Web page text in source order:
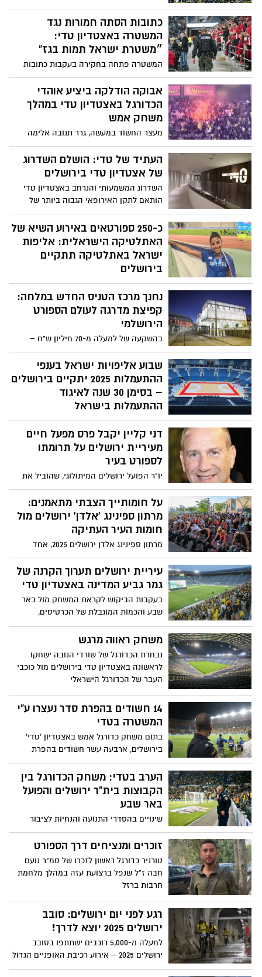
ומלא מצבים. ירדן כהן וקאלו הובילו את
הצהובים־שחורים להצגה התקפית, כשנתניה
אמנם ניסתה לחזור פעמיים- אך בית״ר הייתה
אלף אוהדים
כתובות הסתה חמורות נגד
המשטרה באצטדיון טדי:
״משטרת ישראל תמות בגז”
המשטרה פתחה בחקירה בעקבות כתובות
נאצה והסתה חמורות נגד שוטרים, שאותרו
בשירותים באצטדיון טדי במהלך משחק
הפועל ת”א. במשטרה מתחייבים: “נאתר את
המעורבים ונמצה עימם את הדין”
אבוקה הודלקה ביציע אוהדי
הכדורגל באצטדיון טדי במהלך
משחק אמש
מעצר החשוד במעשה, גרר תגובה אלימה
והתפרעות מצד קומץ אוהדי הקבוצה
המקומית, תוך שתקפו שוטרים והשליכו
חפצים וכיסאות לעברם וגרמו לפציעתם של
העתיד של טדי: הושלם השדרוג
של אצטדיון טדי בירושלים
השדרוג המשמעותי והנרחב באצטדיון טדי
הותאם לתקן האירופאי הגבוה ביותר של
אופ"א, המאפשר אירוח משחקי ליגת
האלופות, האירופאית והקונפרנס ליג
ומשחקים בינלאומיים של נבחרות
כ-250 ספורטאים באירוע השיא של
האתלטיקה הישראלית: אליפות
ישראל באתלטיקה תתקיים
בירושלים
רביעי-חמישי, 30–31 ביולי, החל מהשעה 17:30
– הכניסה חופשית!
נחנך מרכז הטניס החדש במלחה:
קפיצת מדרגה לעולם הספורט
הירושלמי
בהשקעה של למעלה מ-70 מיליון ש"ח –
הושק אחד ממתחמי הספורט המרשימים
בארץ, שישמש את הטניסאים הירושלמים
ויהווה מגרש מרכזי לאירוח אירועי טניס
ארציים ובינלאומיים
שבוע אליפויות ישראל בענפי
ההתעמלות 2025 יתקיים בירושלים
– בסימן 30 שנה לאיגוד
ההתעמלות בישראל
איגוד ההתעמלות בישראל מודיע כי שבוע
אליפויות ישראל בענפי ההתעמלות יתקיים בין
התאריכים 6–11 ביולי 2025, ב"היכל הפיס
ארנה" בירושלים. הכניסה לקהל הרחב
דני קליין יקבל פרס מפעל חיים
מעיריית ירושלים על תרומתו
לספורט בעיר
יו"ר הפועל ירושלים המיתולוגי, שהוביל את
הקבוצה במשך שני עשורים והכניס אותה ללב
הכדורסל הישראלי, יקבל הוקרה על פועלו
באירוע הסטריטבול השנתי בכיכר ספרא
על חומותייך הצבתי מתאמנים:
מרתון ספינינג 'אלדן' ירושלים מול
חומות העיר העתיקה
מרתון ספינינג אלדן ירושלים 2025, אחד
מאירועי הספורט הבולטים בישראל, יתקיים
ב-11-12 ביוני בשדרות אלרוב ממילא, למרגלות
חומות העיר העתיקה בירושלים
עיריית ירושלים תערוך הקרנה של
גמר גביע המדינה באצטדיון טדי
בעקבות הביקוש לקראת המשחק מול באר
שבע והכמות המוגבלת של הכרטיסים,
העירייה באמצעות חברת "אריאל" תקיים
מקווים ומאמינים שהגביע יחזור לירושלים"
משחק ראווה מרגש
נבחרת הכדורגל של שורדי הנובה ישחקו
לראשונה באצטדיון טדי בירושלים מול כוכבי
העבר של הכדורגל הישראלי
14 חשודים בהפרת סדר נעצרו ע"י
המשטרה בטדי
בתום משחק כדורגל אמש באצטדיון 'טדי'
בירושלים, ארבעה עשר חשודים בהפרת
הסדר טופלו על ידי שוטרי מחוז ירושלים.
בתוך כך, עוכב נהג רכב שפגע באוהד בסמוך
לאצטדיון
הערב בטדי: משחק הכדורגל בין
הקבוצות בית"ר ירושלים והפועל
באר שבע
שינויים בהסדרי התנועה והנחיות לציבור
לקראת משחק הכדורגל באצטדיון טדי, היום
בשעה 20:30
זוכרים ומנציחים דרך הספורט
טורניר כדורגל ראשון לזכרו של סמ"ר נועם
חבה ז"ל שנפל ברצועת עזה במהלך מלחמת
חרבות ברזל
רגע לפני יום ירושלים: סובב
ירושלים 2025 יוצא לדרך!
למעלה מ-5,000 רוכבים ישתתפו בסובב
ירושלים 2025 – אירוע רכיבת האופניים הגדול
בישראל | יום שישי, 23 במאי 2025, מתחם